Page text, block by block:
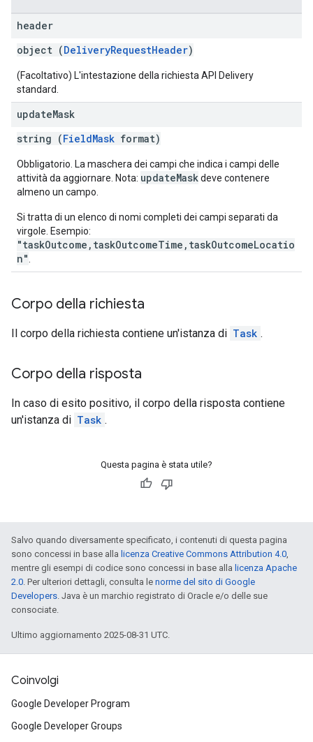
header
object (DeliveryRequestHeader)
(Facoltativo) L'intestazione della richiesta API Delivery
standard.
updateMask
string (FieldMask format)
Obbligatorio. La maschera dei campi che indica i campi delle
attività da aggiornare. Nota: updateMaskdeve contenere
almeno un campo.
Si tratta di un elenco di nomi completi dei campi separati da
virgole. Esempio:
"taskOutcome,taskOutcomeTime,taskOutcomeLocatio
n"
Corpo della richiesta
Il corpo della richiesta contiene un'istanza di Task .
Corpo della risposta
In caso di esito positivo, il corpo della risposta contiene
un'istanza di Task .
Questa pagina è stata utile?
Salvo quando diversamente specificato, i contenuti di questa pagina
sono concessi in base alla licenza Creative Commons Attribution 4.0,
mentre gli esempi di codice sono concessi in base alla licenza Apache
2.0. Per ulteriori dettagli, consulta le norme del sito di Google
Developers. Java è un marchio registrato di Oracle e/o delle sue
consociate.
Ultimo aggiornamento 2025-08-31 UTC.
Coinvolgi
Google Developer Program
Google Developer Groups